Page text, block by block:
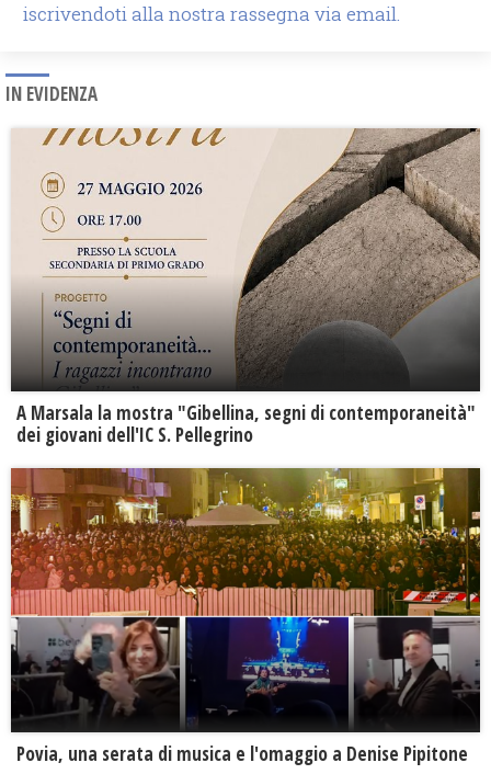
iscrivendoti alla nostra rassegna via email.
IN EVIDENZA
A Marsala la mostra "Gibellina, segni di contemporaneità"
dei giovani dell'IC S. Pellegrino
Povia, una serata di musica e l'omaggio a Denise Pipitone